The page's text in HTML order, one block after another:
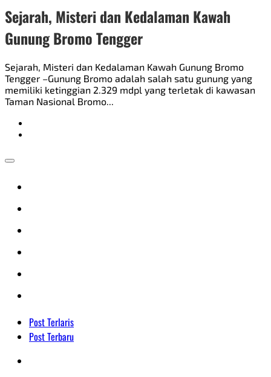
Sejarah, Misteri dan Kedalaman Kawah
Gunung Bromo Tengger
Sejarah, Misteri dan Kedalaman Kawah Gunung Bromo
Tengger –Gunung Bromo adalah salah satu gunung yang
memiliki ketinggian 2.329 mdpl yang terletak di kawasan
Taman Nasional Bromo...
Post Terlaris
Post Terbaru